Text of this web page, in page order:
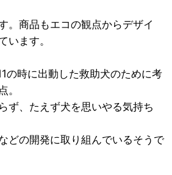
。商品もエコの観点からデザイ
います。
の時に出動した救助犬のために考
。
ず、たえず犬を思いやる気持ち
どの開発に取り組んでいるそうで